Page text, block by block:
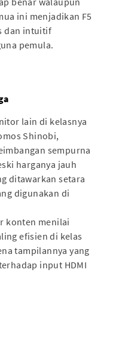
ini menjadikan F5
dan intuitif
pemula.
lain di kelasnya
Shinobi,
sempurna
harganya jauh
ditawarkan setara
digunakan di
konten menilai
efisien di kelas
tampilannya yang
input HDMI